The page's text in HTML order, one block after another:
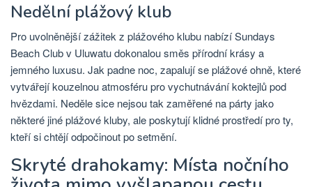
Nedělní plážový klub
Pro uvolněnější zážitek z plážového klubu nabízí Sundays
Beach Club v Uluwatu dokonalou směs přírodní krásy a
jemného luxusu. Jak padne noc, zapalují se plážové ohně, které
vytvářejí kouzelnou atmosféru pro vychutnávání koktejlů pod
hvězdami. Neděle sice nejsou tak zaměřené na párty jako
některé jiné plážové kluby, ale poskytují klidné prostředí pro ty,
kteří si chtějí odpočinout po setmění.
Skryté drahokamy: Místa nočního